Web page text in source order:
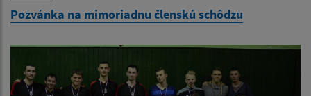
Pozvánka na mimoriadnu členskú schôdzu